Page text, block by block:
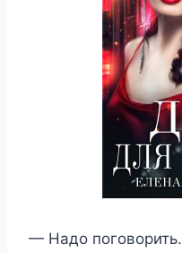
— Надо поговорить.